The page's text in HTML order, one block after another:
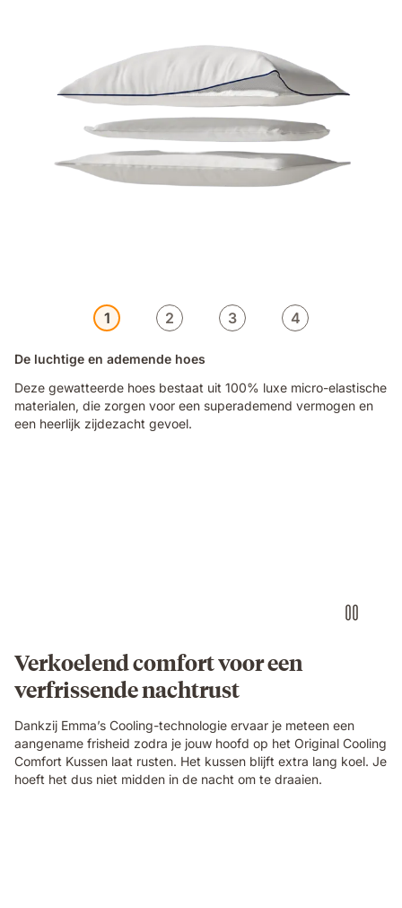
1 2 3 4
De luchtige en ademende hoes
Deze gewatteerde hoes bestaat uit 100% luxe micro-elastische
materialen, die zorgen voor een superademend vermogen en
een heerlijk zijdezacht gevoel.
Verkoelend comfort voor een
verfrissende nachtrust
Dankzij Emma’s Cooling-technologie ervaar je meteen een
aangename frisheid zodra je jouw hoofd op het Original Cooling
Comfort Kussen laat rusten. Het kussen blijft extra lang koel. Je
hoeft het dus niet midden in de nacht om te draaien.